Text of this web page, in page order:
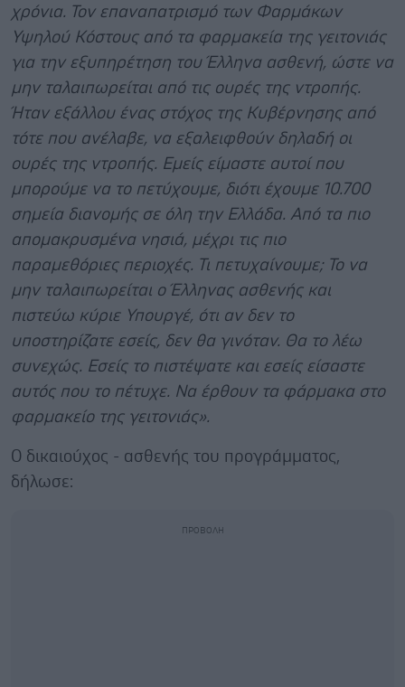
χρόνια. Τον επαναπατρισμό των Φαρμάκων
Υψηλού Κόστους από τα φαρμακεία της γειτονιάς
για την εξυπηρέτηση του Έλληνα ασθενή, ώστε να
μην ταλαιπωρείται από τις ουρές της ντροπής.
Ήταν εξάλλου ένας στόχος της Κυβέρνησης από
τότε που ανέλαβε, να εξαλειφθούν δηλαδή οι
ουρές της ντροπής. Εμείς είμαστε αυτοί που
μπορούμε να το πετύχουμε, διότι έχουμε 10.700
σημεία διανομής σε όλη την Ελλάδα. Από τα πιο
απομακρυσμένα νησιά, μέχρι τις πιο
παραμεθόριες περιοχές. Τι πετυχαίνουμε; Το να
μην ταλαιπωρείται ο Έλληνας ασθενής και
πιστεύω κύριε Υπουργέ, ότι αν δεν το
υποστηρίζατε εσείς, δεν θα γινόταν. Θα το λέω
συνεχώς. Εσείς το πιστέψατε και εσείς είσαστε
αυτός που το πέτυχε. Να έρθουν τα φάρμακα στο
φαρμακείο της γειτονιάς».
Ο δικαιούχος - ασθενής του προγράμματος,
δήλωσε: